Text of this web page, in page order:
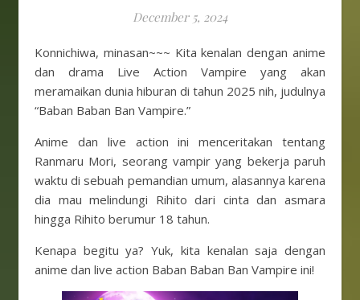
December 5, 2024
Konnichiwa, minasan~~~ Kita kenalan dengan anime
dan drama Live Action Vampire yang akan
meramaikan dunia hiburan di tahun 2025 nih, judulnya
“Baban Baban Ban Vampire.”
Anime dan live action ini menceritakan tentang
Ranmaru Mori, seorang vampir yang bekerja paruh
waktu di sebuah pemandian umum, alasannya karena
dia mau melindungi Rihito dari cinta dan asmara
hingga Rihito berumur 18 tahun.
Kenapa begitu ya? Yuk, kita kenalan saja dengan
anime dan live action Baban Baban Ban Vampire ini!